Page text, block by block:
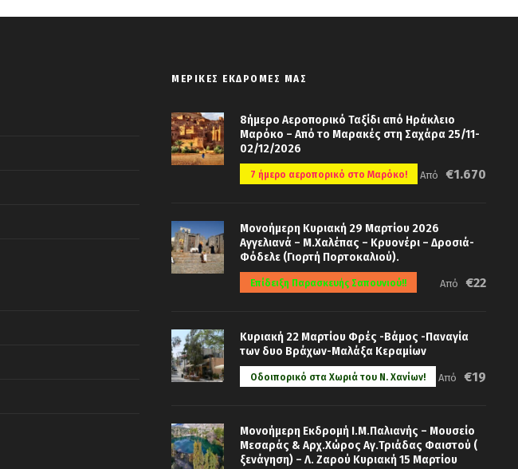
ΜΕΡΙΚΈΣ ΕΚΔΡΟΜΈΣ ΜΑΣ
8ήμερο Αεροπορικό Ταξίδι από Ηράκλειο
Μαρόκο – Από το Μαρακές στη Σαχάρα 25/11-
02/12/2026
7 ήμερο αεροπορικό στο Μαρόκο! Από €1.670
Μονοήμερη Κυριακή 29 Μαρτίου 2026
Αγγελιανά – Μ.Χαλέπας – Κρυονέρι – Δροσιά-
Φόδελε (Γιορτή Πορτοκαλιού).
Επίδειξη Παρασκευής Σαπουνιού!! Από €22
Κυριακή 22 Μαρτίου Φρές -Βάμος -Παναγία
των δυο Βράχων-Μαλάξα Κεραμίων
Οδοιπορικό στα Χωριά του Ν. Χανίων! Από €19
Μονοήμερη Εκδρομή Ι.Μ.Παλιανής – Μουσείο
Μεσαράς & Αρχ.Χώρος Αγ.Τριάδας Φαιστού (
ξενάγηση) – Λ. Ζαρού Κυριακή 15 Μαρτίου